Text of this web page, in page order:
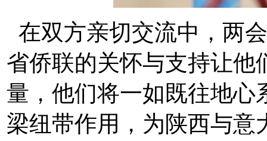
在双方亲切交流中，两
省侨联的关怀与支持让他
量，他们将一如既往地心
梁纽带作用，为陕西与意